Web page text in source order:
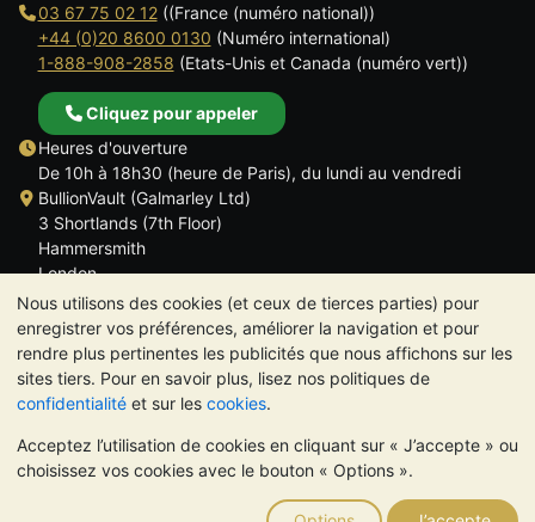
Nous utilisons des cookies (et ceux de tierces parties) pour
enregistrer vos préférences, améliorer la navigation et pour
rendre plus pertinentes les publicités que nous affichons sur les
sites tiers. Pour en savoir plus, lisez nos politiques de
confidentialité et sur les cookies.
Acceptez l’utilisation de cookies en cliquant sur « J’accepte » ou
choisissez vos cookies avec le bouton « Options ».
03 67 75 02 12((France (numéro national))
+44 (0)20 8600 0130 (Numéro international)
1-888-908-2858 (Etats-Unis et Canada (numéro vert))
Cliquez pour appeler
Heures d'ouverture
De 10h à 18h30 (heure de Paris), du lundi au vendredi
BullionVault (Galmarley Ltd)
3 Shortlands (7th Floor)
Hammersmith
London
W6 8DA
ROYAUME UNI
TrustScore 4.6 | 534 avis
VEUILLEZ NOTER: La valeur des métaux précieux peut aussi
bien baisser qu'augmenter. Les tendances historiques ne